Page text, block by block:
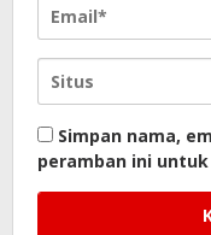
Simpan nama,
peramban ini